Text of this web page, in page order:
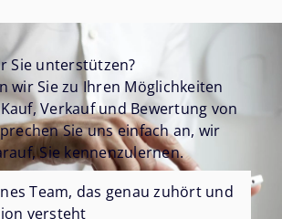
Sie unterstützen?
wir Sie zu Ihren Möglichkeiten
Verkauf und Bewertung von
Sie uns einfach an, wir
Sie kennenzulernen.
Team, das genau zuhört und
versteht